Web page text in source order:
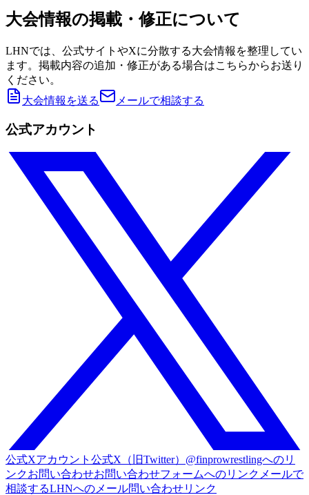
大会情報の掲載・修正について
LHNでは、公式サイトやXに分散する大会情報を整理してい
ます。掲載内容の追加・修正がある場合はこちらからお送り
ください。
大会情報を送る
メールで相談する
公式アカウント
公式Xアカウント 公式X（旧Twitter）@finprowrestlingへのリ
ンクお問い合わせお問い合わせフォームへのリンク メールで
相談するLHNへのメール問い合わせリンク